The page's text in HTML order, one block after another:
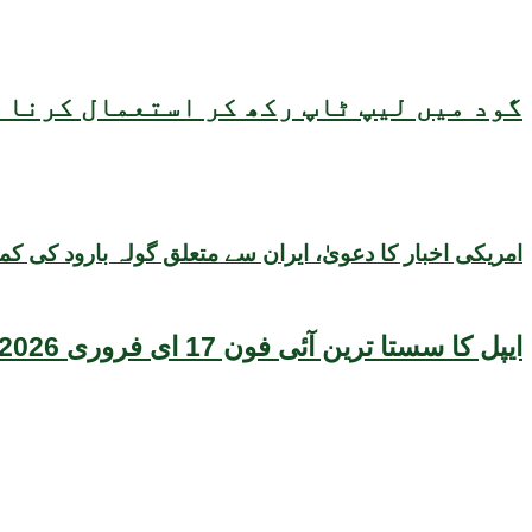
گود میں لیپ ٹاپ رکھ کر استعمال
ایپل کا سستا ترین آئی فون 17 ای فروری 2026 میں متعارف ہونے کا امکان، قیمت بھی سامنے آگئی
امریکی اخبار کا دعویٰ، ایران سے متعلق گولہ بارود کی